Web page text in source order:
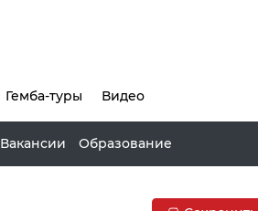
Гемба-туры Видео
Вакансии Образование